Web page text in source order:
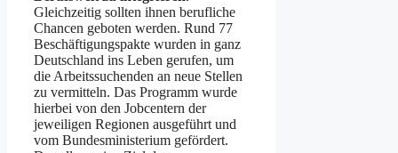
Gleichzeitig sollten ihnen berufliche
Chancen geboten werden. Rund 77
Beschäftigungspakte wurden in ganz
Deutschland ins Leben gerufen, um
die Arbeitssuchenden an neue Stellen
zu vermitteln. Das Programm wurde
hierbei von den Jobcentern der
jeweiligen Regionen ausgeführt und
vom Bundesministerium gefördert.